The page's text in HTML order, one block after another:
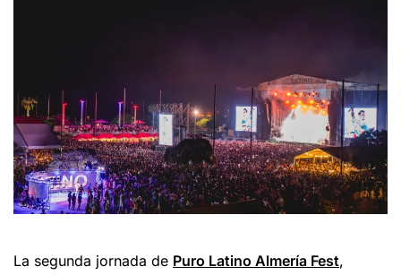
La segunda jornada de Puro Latino Almería Fest,